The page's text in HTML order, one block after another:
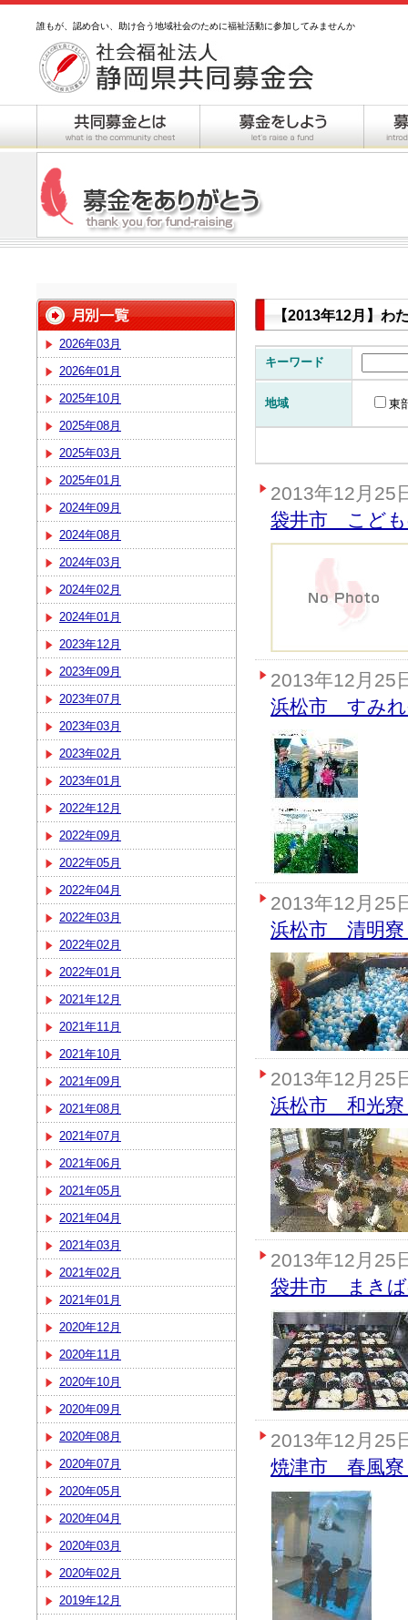
誰もが、認め合い、助け合う地域社会のために福祉活動に参加してみませんか
2026年03月
2026年01月
2025年10月
2025年08月
2025年03月
2025年01月
2024年09月
2024年08月
2024年03月
2024年02月
2024年01月
2023年12月
2023年09月
2023年07月
2023年03月
2023年02月
2023年01月
2022年12月
2022年09月
2022年05月
2022年04月
2022年03月
2022年02月
2022年01月
2021年12月
2021年11月
2021年10月
2021年09月
2021年08月
2021年07月
2021年06月
2021年05月
2021年04月
2021年03月
2021年02月
2021年01月
2020年12月
2020年11月
2020年10月
2020年09月
2020年08月
2020年07月
2020年05月
2020年04月
2020年03月
2020年02月
2019年12月
【2013年12月】わ
キーワード
地域 東
2013年12月25
袋井市 こども
2013年12月25
浜松市 すみれ
2013年12月25
浜松市 清明寮
2013年12月25
浜松市 和光寮
2013年12月25
袋井市 まきば
2013年12月25
焼津市 春風寮